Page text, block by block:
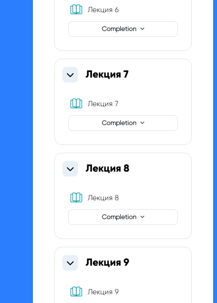
Лекция 6Book
Completion
CollapseЛекция 7
Лекция 7Book
Completion
CollapseЛекция 8
Лекция 8Book
Completion
CollapseЛекция 9
Лекция 9Book